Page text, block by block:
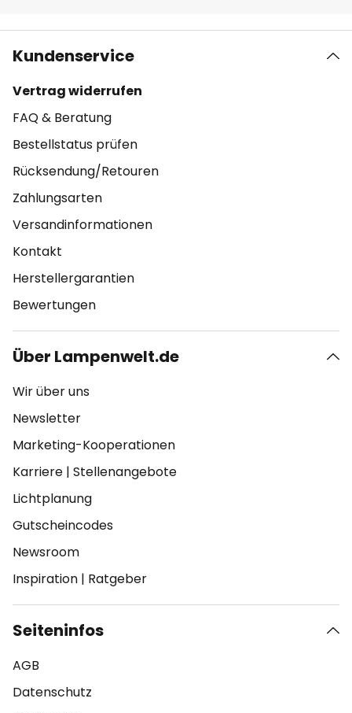
Kundenservice
Vertrag widerrufen
FAQ & Beratung
Bestellstatus prüfen
Rücksendung/Retouren
Zahlungsarten
Versandinformationen
Kontakt
Herstellergarantien
Bewertungen
Über Lampenwelt.de
Wir über uns
Newsletter
Marketing-Kooperationen
Karriere | Stellenangebote
Lichtplanung
Gutscheincodes
Newsroom
Inspiration | Ratgeber
Seiteninfos
AGB
Datenschutz